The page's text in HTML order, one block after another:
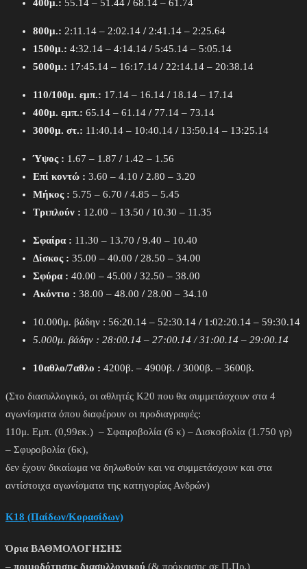
400μ.: 55.14 – 51.44 / 68.14 – 61.74
800μ.: 2:11.14 – 2:02.14 /2:41.14 – 2:25.64
1500μ.: 4:32.14 – 4:14.14 /5:45.14 – 5:05.14
5000μ.: 17:45.14 – 16:17.14 /22:14.14 – 20:38.14
110/100μ. εμπ.: 17.14 – 16.14 /18.14 – 17.14
400μ. εμπ.: 65.14 – 61.14 /77.14 – 73.14
3000μ. στ.: 11:40.14 – 10:40.14 /13:50.14 – 13:25.14
Ύψος : 1.67 – 1.87 /1.42 – 1.56
Επί κοντώ : 3.60 – 4.10 /2.80 – 3.20
Μήκος : 5.75 – 6.70 /4.85 – 5.45
Τριπλούν : 12.00 – 13.50 /10.30 – 11.35
Σφαίρα : 11.30 – 13.70 /9.40 – 10.40
Δίσκος : 35.00 – 40.00 /28.50 – 34.00
Σφύρα : 40.00 – 45.00 /32.50 – 38.00
Ακόντιο : 38.00 – 48.00 /28.00 – 34.10
10.000μ. βάδην : 56:20.14 – 52:30.14 /1:02:20.14 – 59:30.14
5.000μ. βάδην : 28:00.14 – 27:00.14 / 31:00.14 – 29:00.14
10αθλο/7αθλο : 4200β. – 4900β. /3000β. – 3600β.
(Στο διασυλλογικό, οι αθλητές Κ20 που θα συμμετάσχουν στα 4
αγωνίσματα όπου διαφέρουν οι προδιαγραφές:
110μ. Εμπ. (0,99εκ.) – Σφαιροβολία (6 κ) – Δισκοβολία (1.750 γρ)
– Σφυροβολία (6κ),
δεν έχουν δικαίωμα να δηλωθούν και να συμμετάσχουν και στα
αντίστοιχα αγωνίσματα της κατηγορίας Ανδρών)
Κ18 (Παίδων/Κορασίδων)
Όρια ΒΑΘΜΟΛΟΓΗΣΗΣ
– πριμοδότησης διασυλλογικού (& πρόκρισης σε Π.Πρ.)